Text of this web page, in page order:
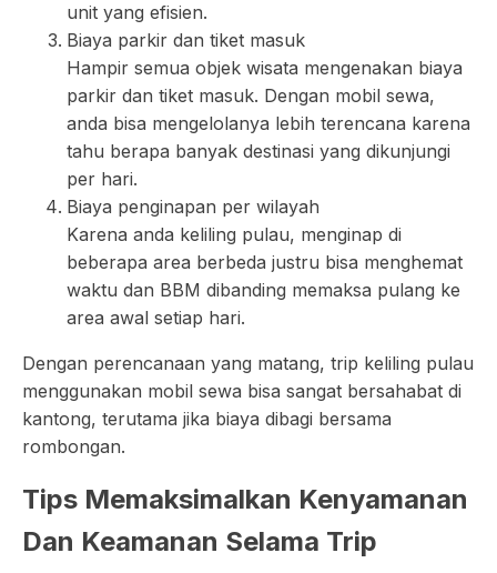
unit yang efisien.
Biaya parkir dan tiket masuk
Hampir semua objek wisata mengenakan biaya
parkir dan tiket masuk. Dengan mobil sewa,
anda bisa mengelolanya lebih terencana karena
tahu berapa banyak destinasi yang dikunjungi
per hari.
Biaya penginapan per wilayah
Karena anda keliling pulau, menginap di
beberapa area berbeda justru bisa menghemat
waktu dan BBM dibanding memaksa pulang ke
area awal setiap hari.
Dengan perencanaan yang matang, trip keliling pulau
menggunakan mobil sewa bisa sangat bersahabat di
kantong, terutama jika biaya dibagi bersama
rombongan.
Tips Memaksimalkan Kenyamanan
Dan Keamanan Selama Trip